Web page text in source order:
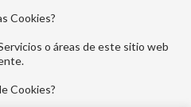
Cookies?
o áreas de este sitio web
Cookies?